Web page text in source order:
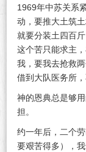
1969年中苏关系
动，要推大土筑
就要分装土四百
这个苦只能求主
我，要我去抢救
借到大队医务所
神的恩典总是够
担。
约一年后，二个
要艰苦得多），